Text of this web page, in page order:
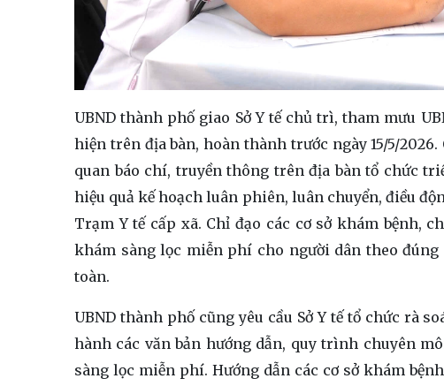
UBND thành phố giao Sở Y tế chủ trì, tham mưu
hiện trên địa bàn, hoàn thành trước ngày 15/5/
quan báo chí, truyền thông trên địa bàn tổ chức
hiệu quả kế hoạch luân phiên, luân chuyển, điều
Trạm Y tế cấp xã. Chỉ đạo các cơ sở khám bệnh,
khám sàng lọc miễn phí cho người dân theo
toàn.
UBND thành phố cũng yêu cầu Sở Y tế tổ chức rà
hành các văn bản hướng dẫn, quy trình chuyên
sàng lọc miễn phí. Hướng dẫn các cơ sở khám